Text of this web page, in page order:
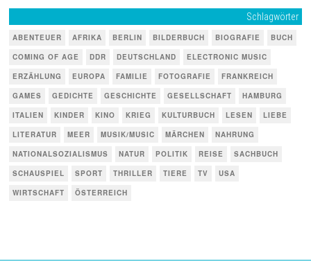
Schlagwörter
ABENTEUER AFRIKA BERLIN BILDERBUCH BIOGRAFIE
BUCH
COMING OF AGE
DDR DEUTSCHLAND
ELECTRONIC MUSIC
ERZÄHLUNG
EUROPA FAMILIE FOTOGRAFIE
FRANKREICH
GAMES
GEDICHTE GESCHICHTE GESELLSCHAFT
HAMBURG
ITALIEN
KINDER KINO KRIEG KULTURBUCH LESEN
LIEBE
LITERATUR
MEER MUSIK/MUSIC MÄRCHEN
NAHRUNG
NATIONALSOZIALISMUS
NATUR POLITIK REISE
SACHBUCH
SCHAUSPIEL
SPORT THRILLER TIERE TV
USA
WIRTSCHAFT
ÖSTERREICH